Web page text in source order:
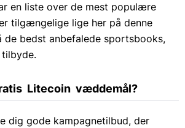
en liste over de mest populære
tilgængelige lige her på denne
de bedst anbefalede sportsbooks,
Litecoin  væddemål?
dig gode kampagnetilbud, der